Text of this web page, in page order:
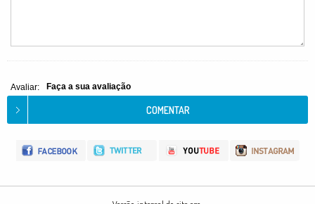
Avaliar: Faça a sua avaliação